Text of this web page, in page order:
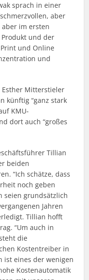
sprach in einer
aber
aber im ersten
und der
und Online
und
Esther Mitterstieler
künftig “ganz stark
KMU-
dort auch “großes
Tillian
beiden
“Ich schätze, dass
noch geben
seien grundsätzlich
Jahren
Tillian hofft
“Um auch in
die
Kostentreiber in
ist eines der wenigen
Kostenautomatik